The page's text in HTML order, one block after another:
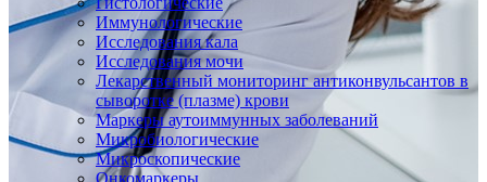
Иммунологические
Исследования кала
Исследования мочи
Лекарственный мониторинг антиконвульсантов в
сыворотке (плазме) крови
Маркеры аутоиммунных заболеваний
Микробиологические
Микроскопические
Онкомаркеры